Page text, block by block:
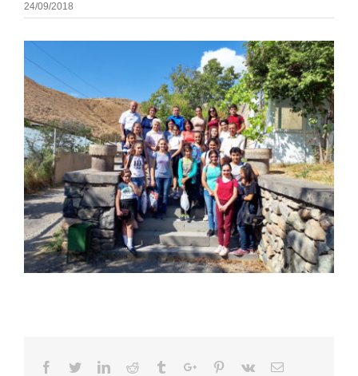
24/09/2018
Facebook
TwitterLinkedinReddit TumblrGoogle+Pinterest
Vk Email